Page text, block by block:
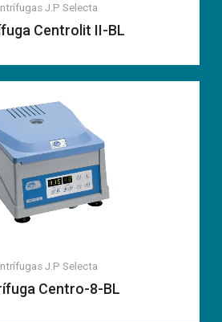
J.P Selecta
Centrolit II-BL
J.P Selecta
Centro-8-BL